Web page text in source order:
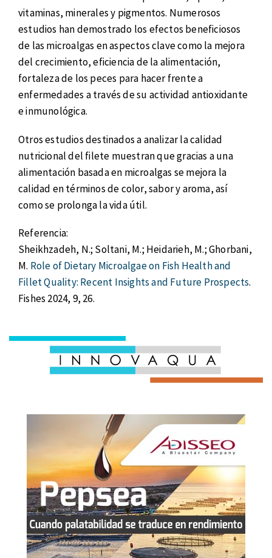
vitaminas, minerales y pigmentos. Numerosos
estudios han demostrado los efectos beneficiosos
de las microalgas en aspectos clave como la mejora
del crecimiento, eficiencia de la alimentación,
fortaleza de los peces para hacer frente a
enfermedades a través de su actividad antioxidante
e inmunológica.
Otros estudios destinados a analizar la calidad
nutricional del filete muestran que gracias a una
alimentación basada en microalgas se mejora la
calidad en términos de color, sabor y aroma, así
como se prolonga la vida útil.
Referencia:
Sheikhzadeh, N.; Soltani, M.; Heidarieh, M.; Ghorbani,
M. Role of Dietary Microalgae on Fish Health and
Fillet Quality: Recent Insights and Future Prospects.
Fishes 2024, 9, 26.